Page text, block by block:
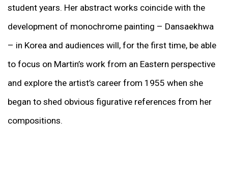
student years. Her abstract works coincide with the
development of monochrome painting – Dansaekhwa
– in Korea and audiences will, for the first time, be able
to focus on Martin’s work from an Eastern perspective
and explore the artist’s career from 1955 when she
began to shed obvious figurative references from her
compositions.